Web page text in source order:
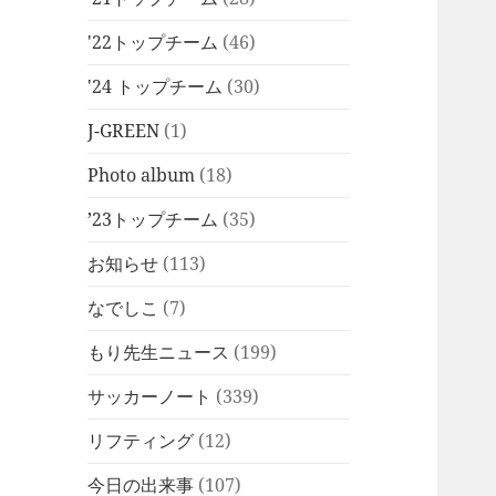
'22トップチーム (46)
'24 トップチーム (30)
J-GREEN (1)
Photo album (18)
’23トップチーム (35)
お知らせ (113)
なでしこ (7)
もり先生ニュース (199)
サッカーノート (339)
リフティング (12)
今日の出来事 (107)